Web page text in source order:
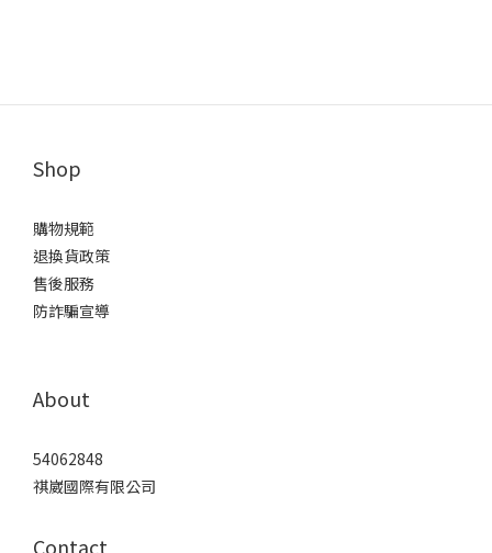
Shop
購物規範
退換貨政策
售後服務
防詐騙宣導
About
54062848
祺崴國際有限公司
Contact